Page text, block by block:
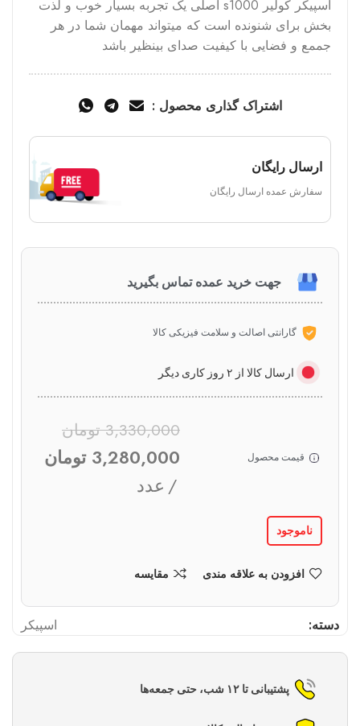
اسپیکر کولیر s1000 اصلی یک تجربه بسیار خوب و لذت
بخش برای شنونده است که میتواند مهمان شما در هر
جممع و فضایی با کیفیت صدای بینظیر باشد
اشتراک گذاری محصول :
ارسال رایگان
سفارش عمده ارسال رایگان
جهت خرید عمده تماس بگیرید
گارانتی اصالت و سلامت فیزیکی کالا
ارسال کالا از ۲ روز کاری دیگر
قیمت محصول
3,330,000 تومان
3,280,000 تومان
عدد
ناموجود
افزودن به علاقه مندی مقایسه
دسته: اسپیکر
پشتیبانی تا ۱۲ شب، حتی جمعه‌ها